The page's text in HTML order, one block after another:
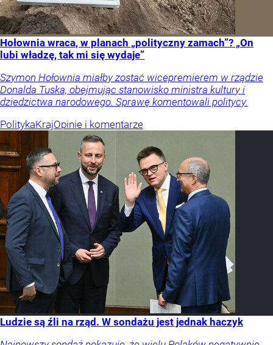
Hołownia wraca, w planach „polityczny zamach”? „On
lubi władzę, tak mi się wydaje”
Szymon Hołownia miałby zostać wicepremierem w rządzie
Donalda Tuska, obejmując stanowisko ministra kultury i
dziedzictwa narodowego. Sprawę komentowali politycy.
PolitykaKrajOpinie i komentarze
Ludzie są źli na rząd. W sondażu jest jednak haczyk